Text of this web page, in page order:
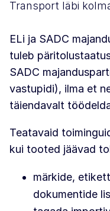
Transport läbi
ELi ja SADC
tuleb
SADC
vastupidi), ilma et
täiendavalt
Teatavaid
kui tooted jäävad
märkide,
dokumentide